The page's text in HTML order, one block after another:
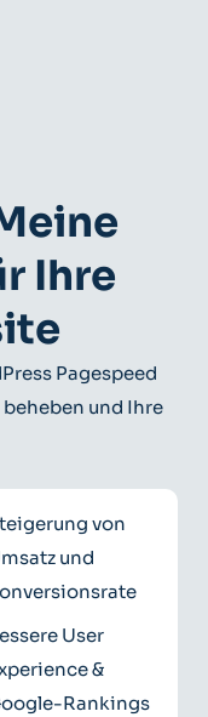
Ihre
Pagespeed
und Ihre
von
und
User
&
Rankings